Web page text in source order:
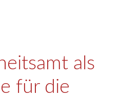
als
für die